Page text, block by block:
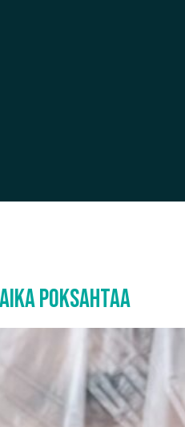
poksahtaa